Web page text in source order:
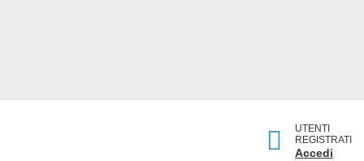
UTENTI
REGISTRATI
Accedi